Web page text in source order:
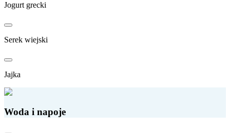
Jogurt grecki
Serek wiejski
Jajka
Woda i napoje